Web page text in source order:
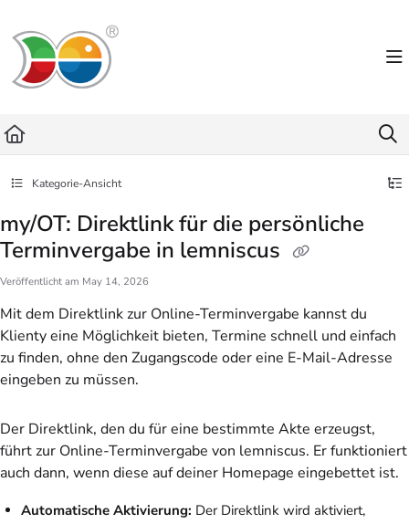
Fetch the complete documentation index at:
Use this file to discover all available pages before exploring further.
Kategorie-Ansicht
my/OT: Direktlink für die persönliche
Terminvergabe in lemniscus
Veröffentlicht am May 14, 2026
Mit dem Direktlink zur Online-Terminvergabe kannst du
Klienty eine Möglichkeit bieten, Termine schnell und einfach
zu finden, ohne den Zugangscode oder eine E-Mail-Adresse
eingeben zu müssen.
Der Direktlink, den du für eine bestimmte Akte erzeugst,
führt zur Online-Terminvergabe von lemniscus. Er funktioniert
auch dann, wenn diese auf deiner Homepage eingebettet ist.
Automatische Aktivierung: Der Direktlink wird aktiviert,